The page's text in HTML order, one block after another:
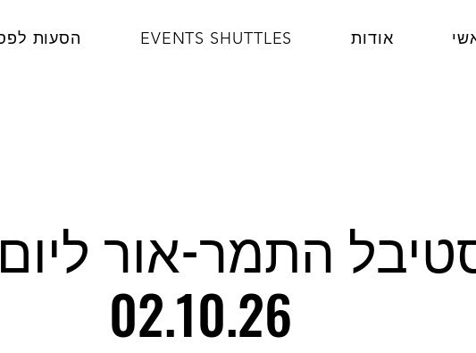
הסעות EVENTS SHUTTLES אודות
התמר-אור
02.10.26